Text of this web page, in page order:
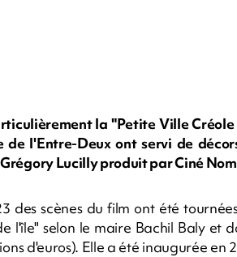
la "Petite Ville
de l'Entre-Deux ont servi de
Lucilly produit par Ciné
des scènes du film ont été
l'île" selon le maire Bachil Baly et
d'euros). Elle a été inaugurée en